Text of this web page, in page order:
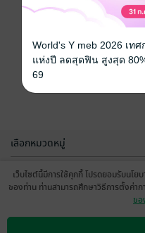
เลือกหมวดหมู่
บริการช่วยเหลือ
เว็บไซต์นี้มีการใช้คุกกี้ โปรดยอมรับนโ
ของท่าน ท่านสามารถศึกษาวิธีการตั้งค่า
ขอ
World's Y meb 2026 เท
แห่งปี ลดสุดฟิน สูงสุด
69